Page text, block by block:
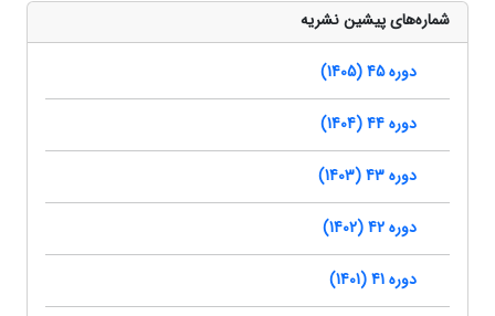
شماره‌های پیشین نشریه
دوره 45 (1405)
دوره 44 (1404)
دوره 43 (1403)
دوره 42 (1402)
دوره 41 (1401)